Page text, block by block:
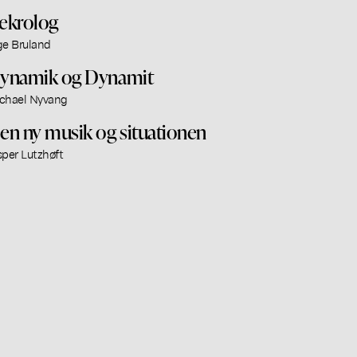
Bruland
og Dynamit
Nyvang
ny musik og situationen
Lutzhøft